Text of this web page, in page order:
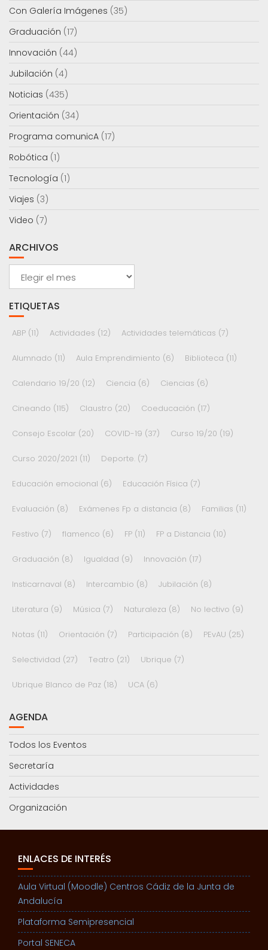
Con Galería Imágenes (35)
Graduación (17)
Innovación (44)
Jubilación (4)
Noticias (435)
Orientación (34)
Programa comunicA (17)
Robótica (1)
Tecnología (1)
Viajes (3)
Video (7)
ARCHIVOS
Archivos
ETIQUETAS
ABP (11) Actividades (12) Actividades telemáticas (7)
Alumnado (11) Aula Emprendimiento (6) Biblioteca (11)
Calendario 19/20 (12) Ciencia (6) Ciencias (6)
Cineando (115) Claustro (20) Coeducación (17)
Consejo Escolar (20) COVID-19 (37) Curso 19/20 (19)
Curso 2020/2021 (11) Deporte. (7)
Educación emocional (6) Educación Física (7)
Evaluación (8) Exámenes Fp a distancia (8) Familias (11)
Festivo (7) flamenco (6) FP (11) FP a Distancia (10)
Graduación (8) Igualdad (9) Innovación (17)
Insticarnaval (8) Intercambio (8) Jubilación (8)
Literatura (9) Música (7) Naturaleza (8) No lectivo (9)
Notas (11) Orientación (7) Participación (8) PEvAU (25)
Selectividad (27) Teatro (21) Ubrique (7)
Ubrique Blanco de Paz (18) UCA (6)
AGENDA
Todos los Eventos
Secretaría
Actividades
Organización
ENLACES DE INTERÉS
Aula Virtual (Moodle) Centros Cádiz de la Junta de
Andalucía
Plataforma Semipresencial
Portal SENECA